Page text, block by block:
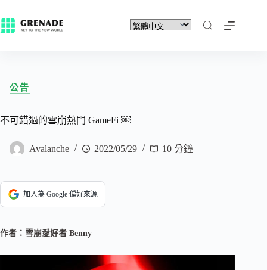
公告
不可錯過的雪崩熱門 GameFi ￼
Avalanche 2022/05/29 10 分鐘
加入為 Google 偏好來源
作者：雪崩愛好者 Benny